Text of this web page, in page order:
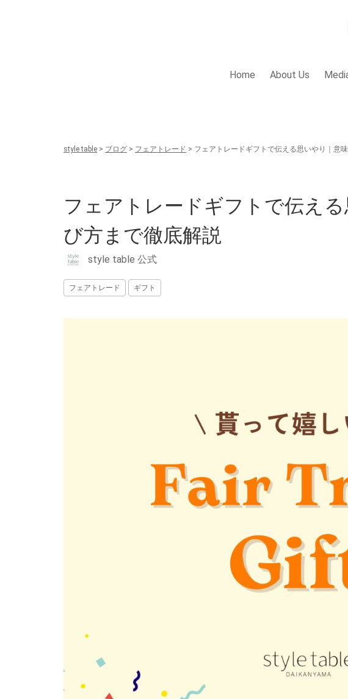
Home About Us
style table > ブログ > フェアトレード > フェアトレードギフトで伝える思いやり｜意
フェアトレードギフトで伝え
び方まで徹底解説
style table 公式
フェアトレード ギフト